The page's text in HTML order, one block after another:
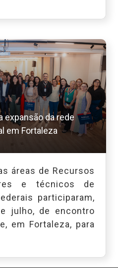
expansão da rede
em Fortaleza
áreas de Recursos
e técnicos de
participaram,
julho, de encontro
em Fortaleza, para